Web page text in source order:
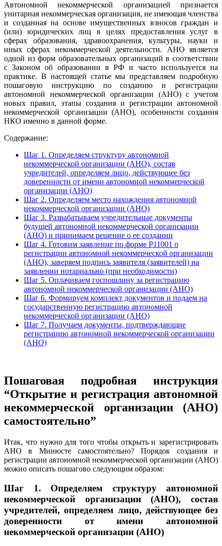
Автономной некоммерческой организацией признается
унитарная некоммерческая организация, не имеющая членства
и созданная на основе имущественных взносов граждан и
(или) юридических лиц в целях предоставления услуг в
сферах образования, здравоохранения, культуры, науки и
иных сферах некоммерческой деятельности. АНО является
одной из форм образовательных организаций в соответствии
с Законом об образовании в РФ и часто используется на
практике. В настоящей статье мы представляем подробную
пошаговую инструкцию по созданию и регистрации
автономной некоммерческой организации (АНО) с учетом
новых правил, этапы создания и регистрации автономной
некоммерческой организации (АНО), особенности создания
НКО именно в данной форме.
Содержание:
Шаг 1. Определяем структуру автономной
некоммерческой организации (АНО), состав
учредителей, определяем лицо, действующее без
доверенности от имени автономной некоммерческой
организации (АНО)
Шаг 2. Определяем место нахождения автономной
некоммерческой организации (АНО)
Шаг 3. Разрабатываем учредительные документы
будущей автономной некоммерческой организации
(АНО) и принимаем решение о ее создании
Шаг 4. Готовим заявление по форме Р11001 о
регистрации автономной некоммерческой организации
(АНО), заверяем подпись заявителя (заявителей) на
заявлении нотариально (при необходимости)
Шаг 5. Оплачиваем госпошлину за регистрацию
автономной некоммерческой организации (АНО)
Шаг 6. Формируем комплект документов и подаем на
государственную регистрацию автономной
некоммерческой организации (АНО)
Шаг 7. Получаем документы, подтверждающие
регистрацию автономной некоммерческой организации
(АНО)
Пошаговая подробная инструкция
“Открытие и регистрация автономной
некоммерческой организации (АНО)
самостоятельно”
Итак, что нужно для того чтобы открыть и зарегистрировать
АНО в Минюсте самостоятельно? Порядок создания и
регистрации автономной некоммерческой организации (АНО)
можно описать пошагово следующим образом:
Шаг 1. Определяем структуру автономной
некоммерческой организации (АНО), состав
учредителей, определяем лицо, действующее без
доверенности от имени автономной
некоммерческой организации (АНО)